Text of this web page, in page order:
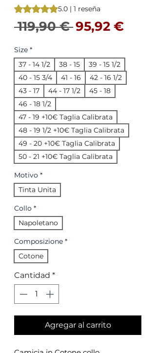
Según 1 reseña, la calificación es de 5.0
5.0 | 1 reseña
119,90 € Precio
95,92 €
Size *
37 - 14 1/2
38 - 15
39 - 15 1/2
40 - 15 3/4
41 - 16
42 - 16 1/2
43 - 17
44 - 17 1/2
45 - 18
46 - 18 1/2
47 - 19 +10€ Taglia Calibrata
48 - 19 1/2 +10€ Taglia Calibrata
49 - 20 +10€ Taglia Calibrata
50 - 21 +10€ Taglia Calibrata
Motivo *
Tinta Unita
Collo *
Napoletano
Composizione *
Cotone
Cantidad *
Agregar al carrito